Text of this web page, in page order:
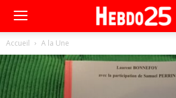
Accueil A la Une